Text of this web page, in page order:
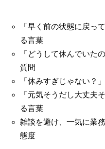
「早く前の状態に戻っ
る言葉
「どうして休んでいた
質問
「休みすぎじゃない？
「元気そうだし大丈夫
る言葉
雑談を避け、一気に業
態度